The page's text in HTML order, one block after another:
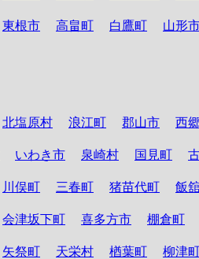
東根市 高畠町 白鷹町 山形
北塩原村 浪江町 郡山市 西
いわき市 泉崎村 国見町
川俣町 三春町 猪苗代町 飯
会津坂下町 喜多方市 棚倉町
矢祭町 天栄村 楢葉町 柳津